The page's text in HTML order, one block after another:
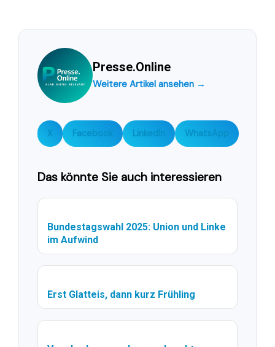
Presse.Online
Weitere Artikel ansehen →
X Facebook LinkedIn WhatsApp
Das könnte Sie auch interessieren
Bundestagswahl 2025: Union und Linke
im Aufwind
Erst Glatteis, dann kurz Frühling